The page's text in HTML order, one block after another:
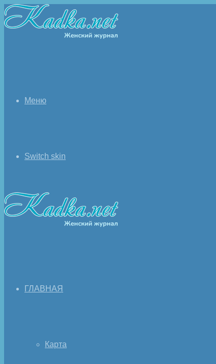
Меню
Switch skin
ГЛАВНАЯ
Карта